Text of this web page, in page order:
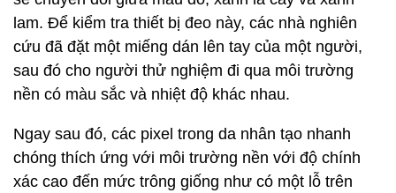
lam. Để kiểm tra thiết bị đeo này, các nhà nghiên
cứu đã đặt một miếng dán lên tay của một người,
sau đó cho người thử nghiệm đi qua môi trường
nền có màu sắc và nhiệt độ khác nhau.
Ngay sau đó, các pixel trong da nhân tạo nhanh
chóng thích ứng với môi trường nền với độ chính
xác cao đến mức trông giống như có một lỗ trên